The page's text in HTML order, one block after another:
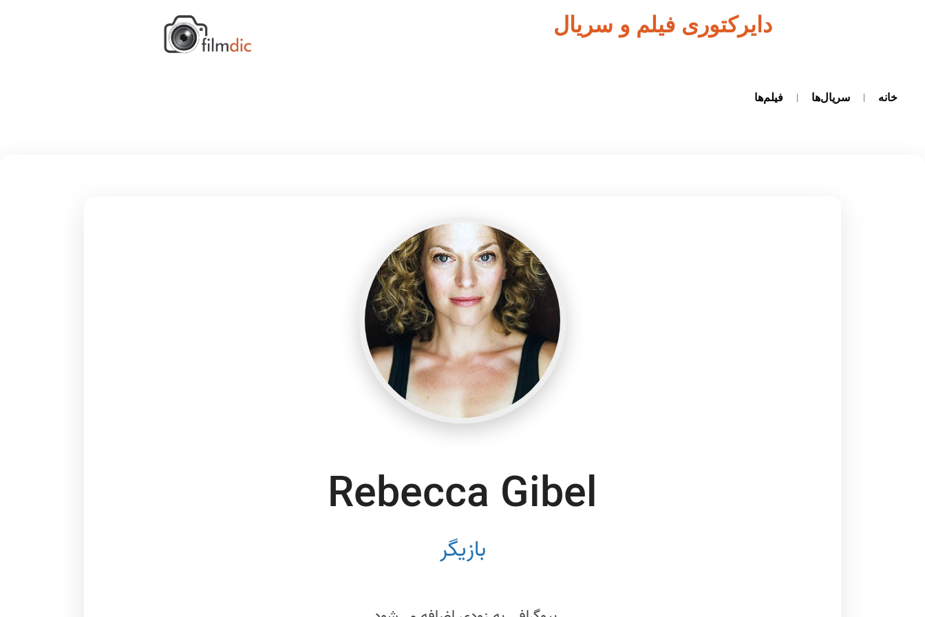
دایرکتوری فیلم و سریال
خانه سریال‌ها فیلم‌ها
Rebecca Gibel
بازیگر